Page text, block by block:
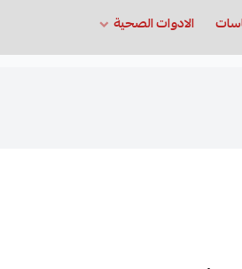
الادوات الصحية